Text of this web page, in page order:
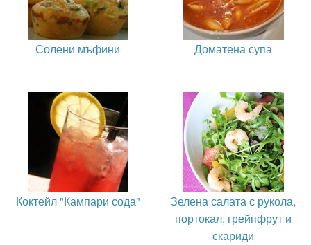
Солени мъфини Доматена супа
Коктейл "Кампари сода"
Зелена салата с рукола,
портокал, грейпфрут и
скариди